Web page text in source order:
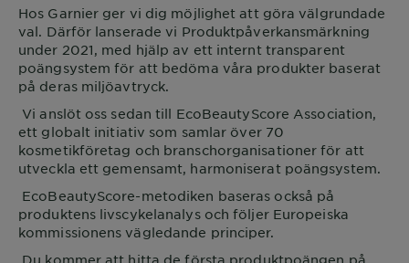
Hos Garnier ger vi dig möjlighet att göra välgrundade
val. Därför lanserade vi Produktpåverkansmärkning
under 2021, med hjälp av ett internt transparent
poängsystem för att bedöma våra produkter baserat
på deras miljöavtryck.
Vi anslöt oss sedan till EcoBeautyScore Association,
ett globalt initiativ som samlar över 70
kosmetikföretag och branschorganisationer för att
utveckla ett gemensamt, harmoniserat poängsystem.
EcoBeautyScore-metodiken baseras också på
produktens livscykelanalys och följer Europeiska
kommissionens vägledande principer.